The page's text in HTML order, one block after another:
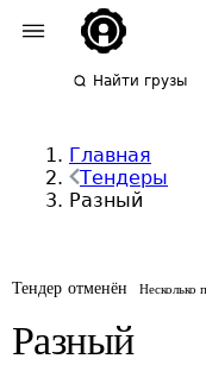
Найти грузы
Главная
Тендеры
Разный
Тендер отменён Несколько
Разный